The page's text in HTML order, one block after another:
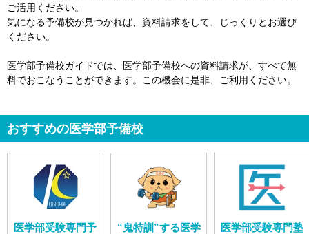
ご活用ください。
気になる予備校が見つかれば、資料請求をして、じっくりとお選び
ください。
医学部予備校ガイドでは、医学部予備校への資料請求が、すべて無
料でおこなうことができます。この機会に是非、ご利用ください。
おすすめの医学部予備校
医学部受験専門予
“鬼特訓”する医学
医学部受験専門塾